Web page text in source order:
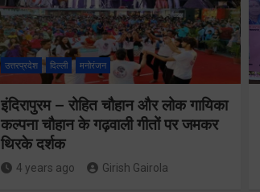
उत्तरप्रदेश दिल्ली मनोरंजन
इंदिरापुरम – रोहित चौहान और लोक गायिका
कल्पना चौहान के गढ़वाली गीतों पर जमकर
थिरके दर्शक
4 years ago Girish Gairola
मुख्यमंत्री से
महानिदेशक
एनसीसी ने की
शिष्टाचार भेंट